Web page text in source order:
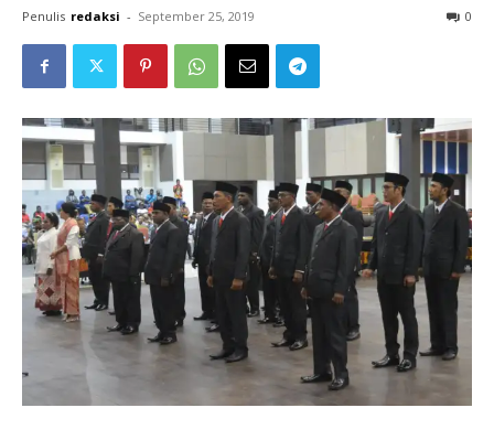
Penulis redaksi - September 25, 2019 0